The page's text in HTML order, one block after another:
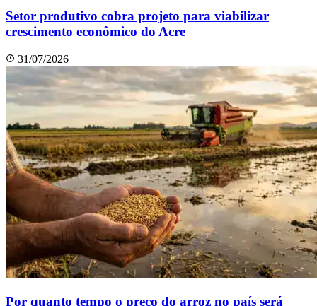
Setor produtivo cobra projeto para viabilizar
crescimento econômico do Acre
31/07/2026
Por quanto tempo o preço do arroz no país será